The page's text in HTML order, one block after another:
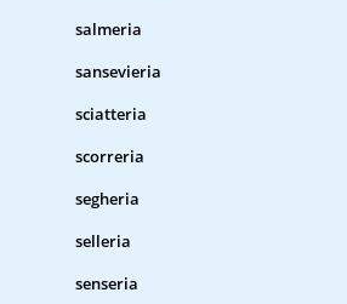
salmeria
sansevieria
sciatteria
scorreria
segheria
selleria
senseria